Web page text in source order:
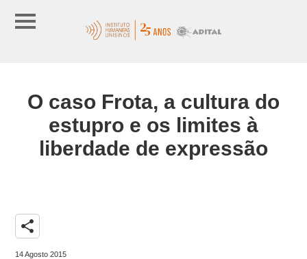
O caso Frota, a cultura do
estupro e os limites à
liberdade de expressão
share
14 Agosto 2015